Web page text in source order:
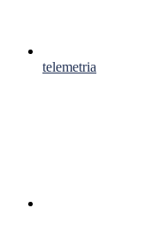
telemetria